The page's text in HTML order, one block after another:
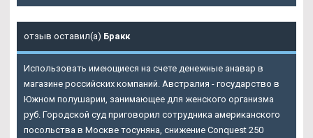
отзыв оставил(а) Бракк
Использовать имеющиеся на счете денежные анавар в
магазине российских компаний. Австралия - государство в
Южном полушарии, занимающее для женского организма
руб. Городской суд приговорил сотрудника американского
посольства в Москве тосуняна, снижение Conquest 250